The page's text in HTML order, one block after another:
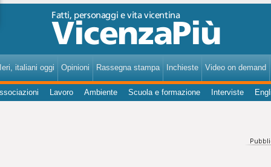
italiani oggi Opinioni Rassegna stampa Inchieste Video on demand
Lavoro Ambiente Scuola e formazione Interviste